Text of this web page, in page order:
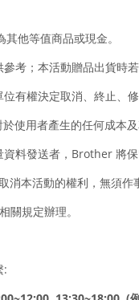
他等值商品或現金。
考；本活動贈品出貨
有權決定取消、終止、修
使用者產生的任何成本
料發送者，Brother 將保
本活動的權利，無須作
關規定辦理。
: